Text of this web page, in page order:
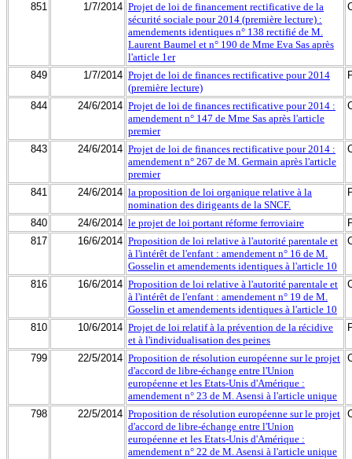
851 1/7/2014 Projet de loi de financement rectificative de la
sécurité sociale pour 2014 (première lecture) :
amendements identiques n° 138 rectifié de M.
Laurent Baumel et n° 190 de Mme Eva Sas après
l'article 1er
849 1/7/2014 Projet de loi de finances rectificative pour 2014
(première lecture)
844 24/6/2014 Projet de loi de finances rectificative pour 2014 :
amendement n° 147 de Mme Sas après l'article
premier
843 24/6/2014 Projet de loi de finances rectificative pour 2014 :
amendement n° 267 de M. Germain après l'article
premier
841 24/6/2014 la proposition de loi organique relative à la
nomination des dirigeants de la SNCF.
840 24/6/2014 le projet de loi portant réforme ferroviaire
817
16/6/2014 Proposition de loi relative à l'autorité parentale et
à l'intérêt de l'enfant : amendement n° 16 de M.
Gosselin et amendements identiques à l'article 10
816 16/6/2014 Proposition de loi relative à l'autorité parentale et
à l'intérêt de l'enfant : amendement n° 19 de M.
Gosselin et amendements identiques à l'article 10
810 10/6/2014 Projet de loi relatif à la prévention de la récidive
et à l'individualisation des peines
799 22/5/2014 Proposition de résolution européenne sur le projet
d'accord de libre-échange entre l'Union
européenne et les Etats-Unis d'Amérique :
amendement n° 23 de M. Asensi à l'article unique
798 22/5/2014 Proposition de résolution européenne sur le projet
d'accord de libre-échange entre l'Union
européenne et les Etats-Unis d'Amérique :
amendement n° 22 de M. Asensi à l'article unique